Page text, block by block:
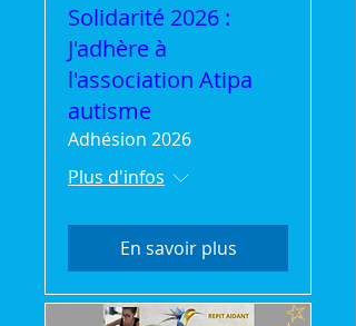
Solidarité 2026 :
J'adhère à
l'association Atipa
autisme
Adhésion 2026
Plus d'infos
En savoir plus